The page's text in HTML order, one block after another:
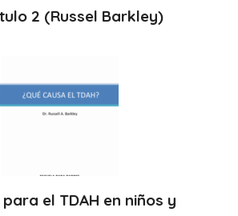
2 (Russel Barkley)
el TDAH en niños y